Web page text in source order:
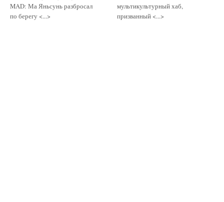
MAD: Ма Яньсунь разбросал
по берегу <...>
мультикультурный хаб,
призванный <...>